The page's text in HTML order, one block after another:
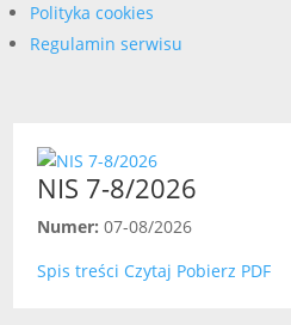
Polityka cookies
Regulamin serwisu
NIS 7-8/2026
Numer: 07-08/2026
Spis treści Czytaj Pobierz PDF